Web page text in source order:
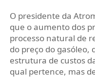
O presidente da
que o aumento dos
processo natural de
do preço do gasóleo,
estrutura de custos
qual pertence, mas